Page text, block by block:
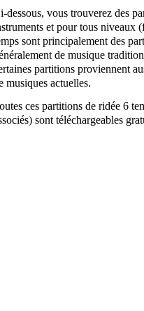
dessous, vous trouverez des
et pour tous niveaux
sont principalement des
de musique
partitions proviennent
musiques actuelles.
ces partitions de ridée 6
sont téléchargeables